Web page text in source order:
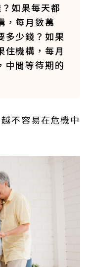
如果每天都
，每月數萬
多少錢？如果
住機構，每月
中間等待期的
不容易在危機中